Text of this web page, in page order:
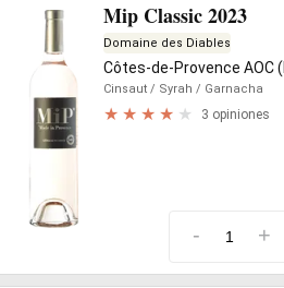
Mip Classic 2023
Domaine des Diables
Côtes-de-Provence AOC
Cinsaut / Syrah / Garnacha
3 opiniones
- +